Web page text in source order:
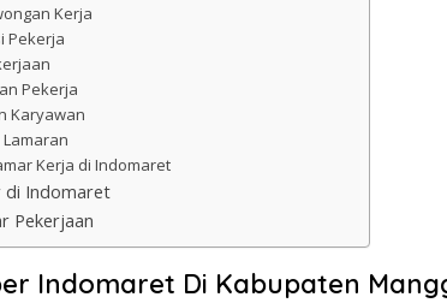
Kerja
Pekerja
Pekerja
Karyawan
Kerja di Indomaret
di Indomaret
Pekerjaan
Indomaret Di Kabupaten